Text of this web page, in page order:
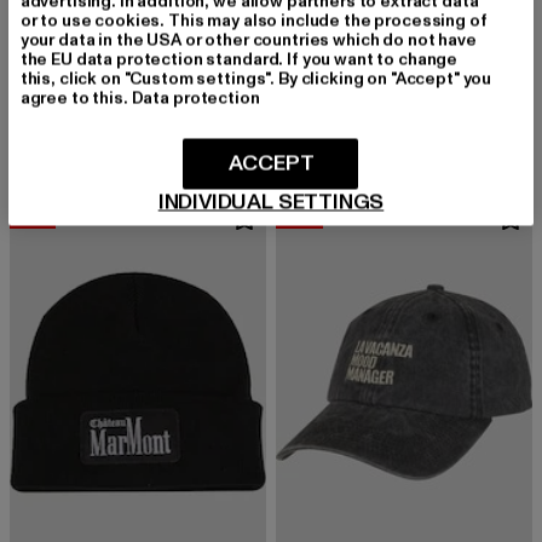
PICA PICA
Pica Pica Pica Pica Beanie
PICA PICA
Pica Pica Seasonal Nomad
-36%
or to use cookies. This may also include the processing of
your data in the USA or other countries which do not have
the EU data protection standard. If you want to change
this, click on "Custom settings". By clicking on "Accept" you
agree to this. Data protection
INDIVIDUAL SETTINGS
ACCEPT